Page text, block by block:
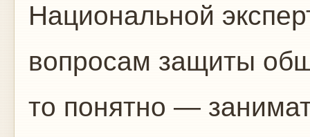
Национальной
вопросам защиты
то понятно —